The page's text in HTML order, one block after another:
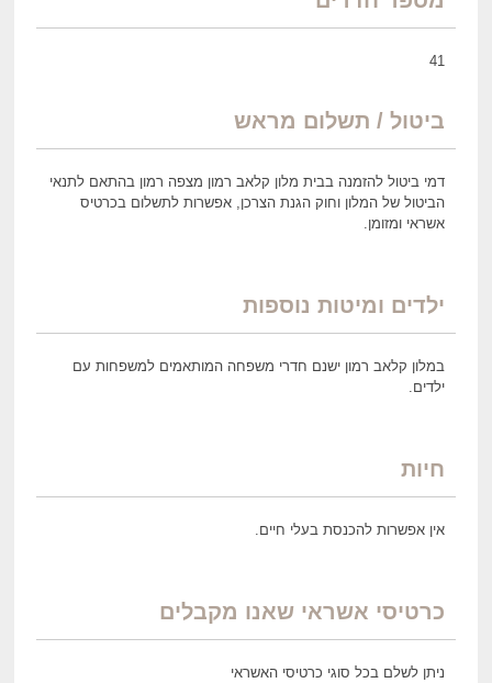
41
ביטול / תשלום מראש
דמי ביטול להזמנה בבית מלון קלאב רמון מצפה רמון בהתאם לתנאי
הביטול של המלון וחוק הגנת הצרכן, אפשרות לתשלום בכרטיס
אשראי ומזומן.
ילדים ומיטות נוספות
במלון קלאב רמון ישנם חדרי משפחה המותאמים למשפחות עם
ילדים.
חיות
אין אפשרות להכנסת בעלי חיים.
כרטיסי אשראי שאנו מקבלים
ניתן לשלם בכל סוגי כרטיסי האשראי